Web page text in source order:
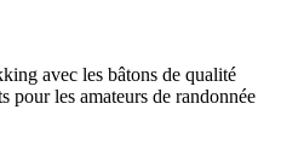
avec les bâtons de qualité
pour les amateurs de randonnée